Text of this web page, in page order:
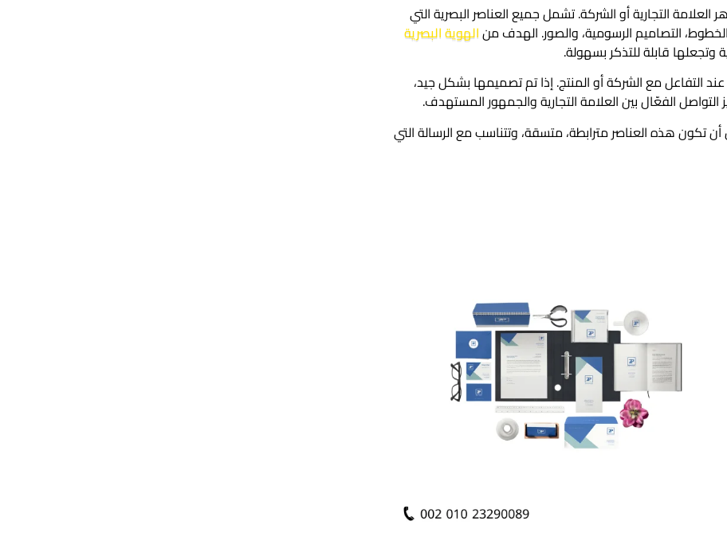
التجارية أو الشركة. تشمل جميع العناصر البصرية التي
التصاميم الرسومية، والصور. الهدف منالهوية البصرية
قابلة للتذكر بسهولة.
التفاعل مع الشركة أو المنتج. إذا تم تصميمها بشكل جيد،
الفعّال بين العلامة التجارية والجمهور المستهدف.
هذه العناصر مترابطة، متسقة، وتتناسب مع الرسالة التي